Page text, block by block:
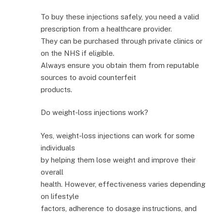
To buy these injections safely, you need a valid
prescription from a healthcare provider.
They can be purchased through private clinics or
on the NHS if eligible.
Always ensure you obtain them from reputable
sources to avoid counterfeit
products.
Do weight-loss injections work?
Yes, weight-loss injections can work for some
individuals
by helping them lose weight and improve their
overall
health. However, effectiveness varies depending
on lifestyle
factors, adherence to dosage instructions, and